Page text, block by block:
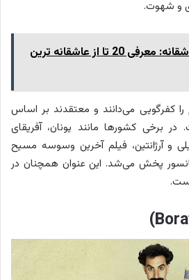
و شهوت.
بهترین سریال های عاشقانه: معرفی 20 تا از عاشقانه ترین
کفرگویی می‌دانند و معتقدند بر اساس
برخی کشورها مانند یونان، آفریقای
و آرژانتین، فیلم آخرین وسوسه مسیح
پخش می‌شد. این عنوان همچنان در